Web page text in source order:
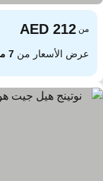
من
عرض الأسعار من7 مواقع